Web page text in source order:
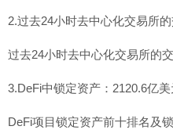
2.过去24小时去中心化交易所
过去24小时去中心化交易所的
3.DeFi中锁定资产：2120.6亿美
DeFi项目锁定资产前十排名及